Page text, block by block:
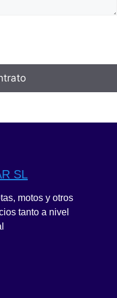
SL
motos y otros
tanto a nivel